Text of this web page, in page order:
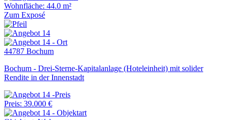
Wohnfläche: 44.0 m²
Zum Exposé
44787 Bochum
Bochum - Drei-Sterne-Kapitalanlage (Hoteleinheit) mit solider
Rendite in der Innenstadt
Preis: 39.000 €